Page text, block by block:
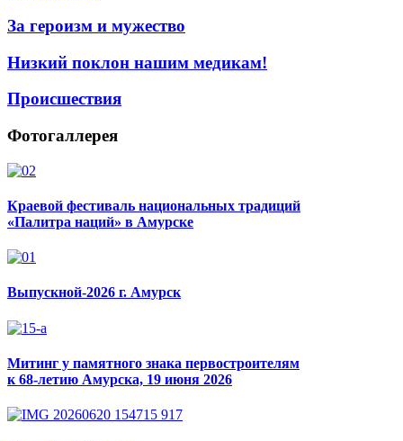
За героизм и мужество
Низкий поклон нашим медикам!
Происшествия
Фотогаллерея
Краевой фестиваль национальных традиций
«Палитра наций» в Амурске
Выпускной-2026 г. Амурск
Митинг у памятного знака первостроителям
к 68-летию Амурска, 19 июня 2026